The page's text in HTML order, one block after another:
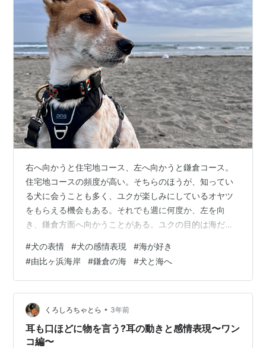
右へ向かうと住宅地コース、左へ向かうと鎌倉コース。
住宅地コースの頻度が高い。そちらのほうが、知ってい
る犬に会うことも多く、ユクが楽しみにしているオヤツ
をもらえる機会もある。それでも週に何度か、左を向
き、鎌倉方面へ向かうことがある。ユクの目的は海だ。
道一時間くらいはかかる。八幡宮で折り返せば一時間で
帰ってくることができる。ユクを連れて私一人で鎌倉方
面へ行く場合は大体この折り返しコースとなる。犬も
渋々付いてはくるが、若宮大路を北上する間、何度も足
を止め、振り返る動作をする。あっち海なんだけどな、
とアピールしているように見える。分かってはいるけ
ど…
#犬の表情 #犬の感情表現 #海が好き
#由比ヶ浜海岸 #鎌倉の海 #犬と海へ
くろしろちゃとら • 3年前
耳も口ほどに物を言う?耳の動きと感情表現〜ワン
コ編〜